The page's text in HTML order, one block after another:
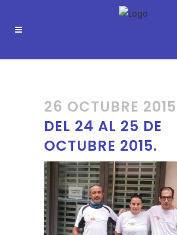
26 OCTUBRE 2015
DEL 24 AL 25 DE
OCTUBRE 2015.